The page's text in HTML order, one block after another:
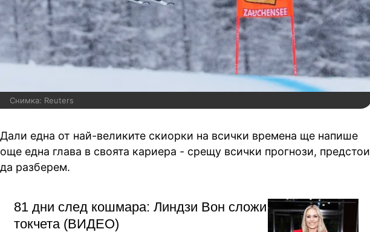
Снимка: Reuters
Дали една от най-великите скиорки на всички времена ще напише
още една глава в своята кариера - срещу всички прогнози, предстои
да разберем.
81 дни след кошмара: Линдзи Вон сложи
токчета (ВИДЕО)